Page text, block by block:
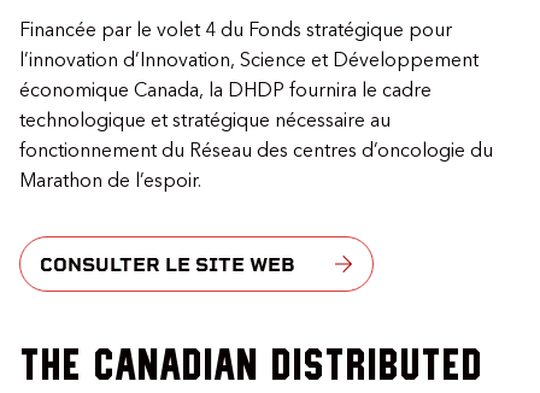
Financée par le volet 4 du Fonds stratégique pour
l’innovation d’Innovation, Science et Développement
économique Canada, la DHDP fournira le cadre
technologique et stratégique nécessaire au
fonctionnement du Réseau des centres d’oncologie du
Marathon de l’espoir.
CONSULTER LE SITE WEB
The Canadian Distributed